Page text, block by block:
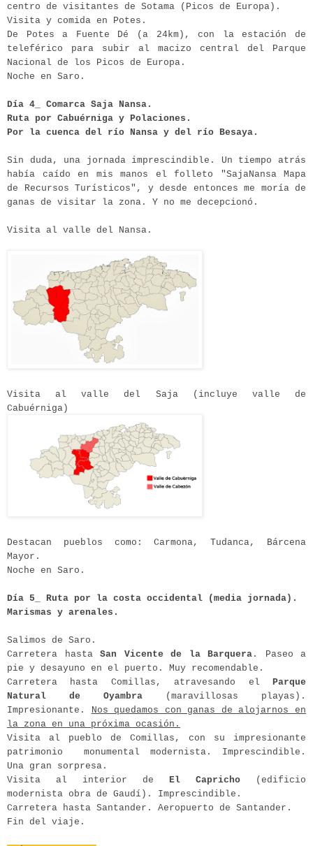
centro de visitantes de Sotama (Picos de Europa).
Visita y comida en Potes.
De Potes a Fuente Dé (a 24km), con la estación de
teleférico para subir al macizo central del Parque
Nacional de los Picos de Europa.
Noche en Saro.
Día 4_ Comarca Saja Nansa.
Ruta por Cabuérniga y Polaciones.
Por la cuenca del río Nansa y del río Besaya.
Sin duda, una jornada imprescindible. Un tiempo atrás
había caído en mis manos el folleto "SajaNansa Mapa
de Recursos Turísticos", y desde entonces me moría de
ganas de visitar la zona. Y no me decepcionó.
Visita al valle del Nansa.
Visita al valle del Saja (incluye valle de
Cabuérniga)
Destacan pueblos como: Carmona, Tudanca, Bárcena
Mayor.
Noche en Saro.
Día 5_ Ruta por la costa occidental (media jornada).
Marismas y arenales.
Salimos de Saro.
Carretera hasta San Vicente de la Barquera . Paseo a
pie y desayuno en el puerto. Muy recomendable.
Carretera hasta Comillas, atravesando el Parque
Natural de Oyambra
(maravillosas playas).
Impresionante. Nos quedamos con ganas de alojarnos en
la zona en una próxima ocasión.
Visita al pueblo de Comillas, con su impresionante
patrimonio monumental modernista. Imprescindible.
Una gran sorpresa.
Visita al interior de El Capricho
(edificio
modernista obra de Gaudí). Imprescindible.
Carretera hasta Santander. Aeropuerto de Santander.
Fin del viaje.